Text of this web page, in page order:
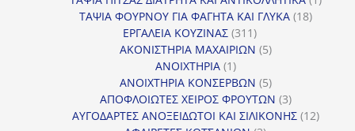
ΤΑΨΙΑ ΦΟΥΡΝΟΥ ΓΙΑ ΦΑΓΗΤΑ ΚΑΙ ΓΛΥΚΑ 1818
ΕΡΓΑΛΕΙΑ ΚΟΥΖΙΝΑΣ 311311
προϊόντα
ΑΚΟΝΙΣΤΗΡΙΑ ΜΑΧΑΙΡΙΩΝ 55
ΑΝΟΙΧΤΗΡΙΑ 11
προϊόν
ΑΝΟΙΧΤΗΡΙΑ ΚΟΝΣΕΡΒΩΝ 55
προϊόντα
ΑΠΟΦΛΟΙΩΤΕΣ ΧΕΙΡΟΣ ΦΡΟΥΤΩΝ 33
προϊόντα
ΑΥΓΟΔΑΡΤΕΣ ΑΝΟΞΕΙΔΩΤΟΙ ΚΑΙ ΣΙΛΙΚΟΝΗΣ 1212